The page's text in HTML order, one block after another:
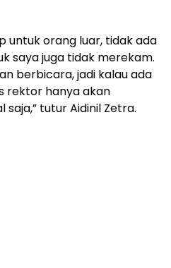
untuk orang luar, tidak ada
saya juga tidak merekam.
berbicara, jadi kalau ada
rektor hanya akan
tutur Aidinil Zetra.